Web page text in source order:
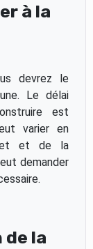
à la
devrez le
Le délai
est
varier en
et de la
demander
la